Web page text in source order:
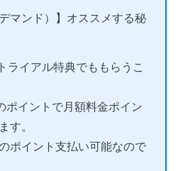
マンド）】オススメする秘
ライアル特典でももらうこ
ポイントで月額料金ポイン
す。
ポイント支払い可能なので